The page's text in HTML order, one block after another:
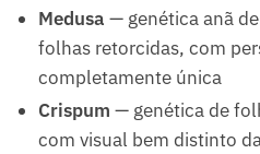
Medusa — genética anã
folhas retorcidas, com
completamente única
Crispum — genética de
com visual bem distinto